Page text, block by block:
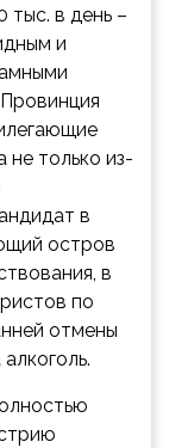
тыс. в день –
и
только из-
в
остров
в
по
отмены